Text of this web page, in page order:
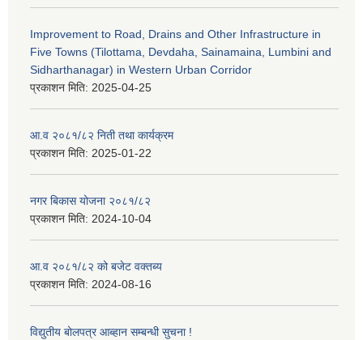
Improvement to Road, Drains and Other Infrastructure in
Five Towns (Tilottama, Devdaha, Sainamaina, Lumbini and
Sidharthanagar) in Western Urban Corridor
प्रकाशन मिति: 2025-04-25
आ.व २०८१/८२ निती तथा कार्यक्रम
प्रकाशन मिति: 2025-01-22
नगर बिकास योजना २०८१/८२
प्रकाशन मिति: 2024-10-04
आ.व २०८१/८२ को बजेट वक्तब्य
प्रकाशन मिति: 2024-08-16
विद्युतीय बोलपत्र आब्हान सम्बन्धी सुचना !